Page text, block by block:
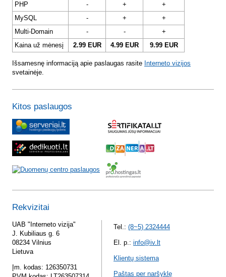
PHP
- +
+
MySQL
- +
+
Multi-Domain
- -
+
Kaina už mėnesį
2.99 EUR 4.99 EUR 9.99 EUR
Išsamesnę informaciją apie paslaugas rasite Interneto vizijos
svetainėje.
Kitos paslaugos
Rekvizitai
UAB "Interneto vizija"
J. Kubiliaus g. 6
08234 Vilnius
Lietuva
Įm. kodas: 126350731
Tel.: (8~5) 2324444
El. p.: info@iv.lt
Klientų sistema
Paštas per naršyklę